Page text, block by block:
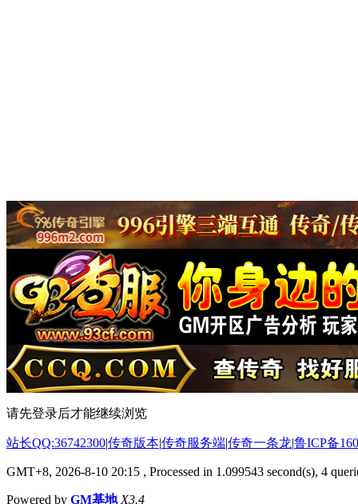
请先登录后才能继续浏览
站长QQ:36742300|传奇版本|传奇服务端|传奇一条龙|鲁ICP备
GMT+8, 2026-8-10 20:15 , Processed in 1.099543 second(s), 4
Powered by GM基地 X3.4